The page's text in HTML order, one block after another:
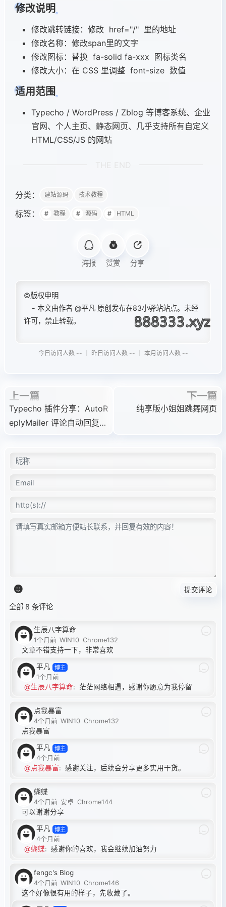
    .wap-item.active {
        color: #0088ff !important;
    }
    .wap-item.active i {
        transform: scale(1.1);
    }
    .wap-item:hover {
        color: #0066cc !important;
    }
    body {
        padding-bottom: 62px !important;
    .footer-wap.fixed-bottom {
    }
body.dark .footer-wap.fixed-bottom,
html[data-theme="dark"] .footer-
border-top: 1px solid #2d2d2d
box-shadow: 0 -3px 10px rgba(0, 0,
}
    color: #a0a0a0 !important;
body.dark .wap-item.active,
html[data-theme="dark"] .wap-
    color: #409eff !important;
}
body.dark .wap-item:hover,
html[data-theme="dark"] .wap-
}
            <span>留言</span>
        </a>
    </div>
</div>
`);
const currentPath =
const navItems =
    // 路径高亮
    navItems.forEach(item => {
    });
const html =
        const body = document.body;
const isDark =
    }
    syncNavTheme();
const observer = new
if (mut.attributeName ===
});
修改说明
修改跳转链接：修改 href="/" 里的地址​
修改名称：修改span里的文字​
修改图标：替换 fa-solid fa-xxx 图标类名​
修改大小：在 CSS 里调整 font-size 数值
适用范围
Typecho / WordPress / Zblog 等博客系统、企业
官网、个人主页、静态网页、几乎支持所有自定义
HTML/CSS/JS 的网站
分类： 建站源码 技术教程
标签： 教程 源码 HTML
海报 赞赏 分享
©版权申明
- 本文由作者 @平凡 原创发布在83小驿站站点。未经
许可，禁止转载。
今日访问人数 -- ｜ 昨日访问人数 -- ｜ 本月访问人数 --
上一篇
Typecho 插件分享：AutoR
eplyMailer 评论自动回复 +
下一篇
纯享版小姐姐跳舞网页
提交评论
全部 8 条评论
生辰八字算命
1个月前 WIN10 Chrome132
文章不错支持一下，非常喜欢
平凡 博主
1个月前
@生辰八字算命: 茫茫网络相遇，感谢你愿意为我停留
点我暴富
4个月前 WIN10 Chrome132
点我暴富
平凡 博主
4个月前
@点我暴富: 感谢关注，后续会分享更多实用干货。
蝴蝶
4个月前 安卓 Chrome144
可以谢谢分享
平凡 博主
4个月前
@蝴蝶: 感谢你的喜欢，我会继续加油努力
fengc's Blog
4个月前 WIN10 Chrome146
这个好像很有用的样子，先收藏了。